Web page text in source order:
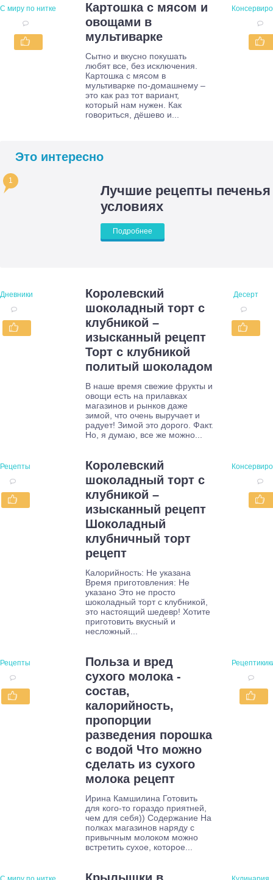
С миру по нитке
Картошка с мясом и
овощами в
мультиварке
Сытно и вкусно покушать
любят все, без исключения.
Картошка с мясом в
мультиварке по-домашнему –
это как раз тот вариант,
который нам нужен. Как
говориться, дёшево и...
Это интересно
1
Лучшие рецепты
условиях
Подробнее
Дневники
Королевский
шоколадный торт с
клубникой –
изысканный рецепт
Торт с клубникой
политый шоколадом
В наше время свежие фрукты и
овощи есть на прилавках
магазинов и рынков даже
зимой, что очень выручает и
радует! Зимой это дорого. Факт.
Но, я думаю, все же можно...
Десерт
Рецепты
Королевский
шоколадный торт с
клубникой –
изысканный рецепт
Шоколадный
клубничный торт
рецепт
Калорийность: Не указана
Время приготовления: Не
указано Это не просто
шоколадный торт с клубникой,
это настоящий шедевр! Хотите
приготовить вкусный и
несложный...
Рецепты
Польза и вред
сухого молока -
состав,
калорийность,
пропорции
разведения порошка
с водой Что можно
сделать из сухого
молока рецепт
Ирина Камшилина Готовить
для кого-то гораздо приятней,
чем для себя)) Содержание На
полках магазинов наряду с
привычным молоком можно
встретить сухое, которое...